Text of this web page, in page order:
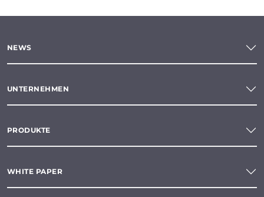
NEWS
UNTERNEHMEN
PRODUKTE
WHITE PAPER